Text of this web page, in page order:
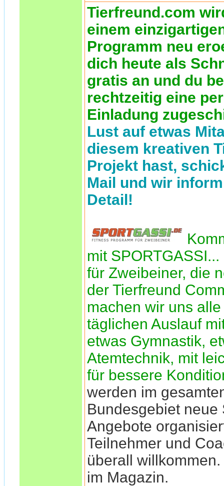
Tierfreund.com
einem
Programm neu
dich heute als
gratis an und du
rechtzeitig eine
Einladung
Lust auf etwas
diesem kreativen
Projekt hast,
Mail und wir
Detail!
mit
für Zweibeiner, die
der Tierfreund
machen wir uns
täglichen Auslauf
etwas Gymnastik,
Atemtechnik, mit
für bessere
werden im
Bundesgebiet neue
Angebote
Teilnehmer und
überall
im Magazin.